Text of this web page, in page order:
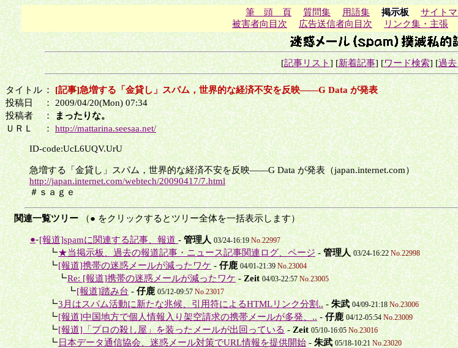
筆 頭 頁 質問集 用語集 掲示板 サイト
被害者向目次 広告送信者向目次 リンク集・主張
[記事リスト] [新着記事] [ワード検索] [過
タイトル：[記事]急増する「金貸し」スパム，世界的な経済不安を反映――G Data が発表
投稿日
： 2009/04/20(Mon) 07:34
投稿者
：まったりな。
ＵＲＬ
：http://mattarina.seesaa.net/
ID-code:UcL6UQV.UrU
急増する「金貸し」スパム，世界的な経済不安を反映――G Data が発表（japan.internet.com）
http://japan.internet.com/webtech/20090417/7.html
＃ｓａｇｅ
関連一覧ツリー（● をクリックするとツリー全体を一括表示します）
●-[報道]spamに関連する記事、報道-管理人 03/24-16:19No.22997
＋┗★当掲示板、過去の報道記事・ニュース記事関連ログ、ページ-管理人 03/24-16:22No.22998
＋┗[報道]携帯の迷惑メールが減ったワケ-仔鹿 04/01-21:39No.23004
＋＋┗Re: [報道]携帯の迷惑メールが減ったワケ-Zeit 04/03-22:57No.23005
＋＋＋┗[報道]踏み台-仔鹿 05/12-09:57No.23017
＋┗3月はスパム活動に新たな兆候、引用符によるHTMLリンク分割..-朱武 04/09-21:18 No.23006
＋┗[報道]中国地方で個人情報入り架空請求の携帯メールが多発、..-仔鹿 04/12-05:54No.23009
＋┗[報道]「プロの殺し屋」を装ったメールが出回っている-Zeit 05/10-16:05No.23016
＋┗日本データ通信協会、迷惑メール対策でURL情報を提供開始-朱武 05/18-10:21No.23020